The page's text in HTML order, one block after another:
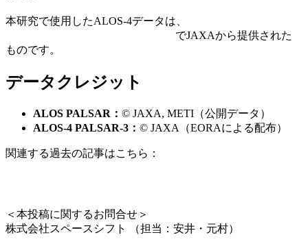
本研究で使用したALOS-4データは、
でJAXAから提供された
ものです。
データクレジット
ALOS PALSAR ： © JAXA, METI （公開データ）
ALOS-4 PALSAR-3 ： © JAXA （EORAによる配布）
関連する過去の記事はこちら：
＜本投稿に関するお問合せ＞
株式会社スペースシフト （担当：安井・元村）